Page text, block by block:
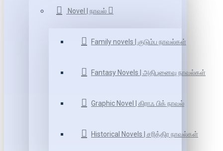
Novel | நாவல்
Family novels | குடும்ப நாவல்கள்
Fantasy Novels | அதிபுனைவு நாவல்கள்
Graphic Novel | கிராஃ பிக் நாவல்
Historical Novels | சரித்திர நாவல்கள்